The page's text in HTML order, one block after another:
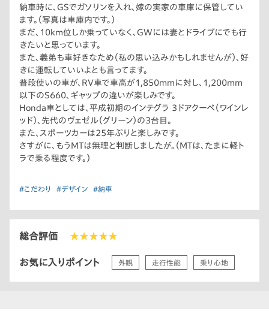
納車時に、GSでガソリンを入れ、嫁の実家の車庫に保管してい
ます。（写真は車庫内です。）
まだ、10km位しか乗っていなく、GWには妻とドライブにでも行
きたいと思っています。
また、義弟も車好きなため（私の思い込みかもしれませんが）、好
きに運転していいよとも言ってます。
普段使いの車が、RV車で車高が1,850mmに対し、1,200mm
以下のS660、ギャップの違いが楽しみです。
Honda車としては、平成初期のインテグラ 3ドアクーペ（ワインレ
ッド）、先代のヴェゼル（グリーン）の3台目。
また、スポーツカーは25年ぶりと楽しみです。
さすがに、もうMTは無理と判断しましたが。（MTは、たまに軽ト
ラで乗る程度です。）
#こだわり #デザイン #納車
総合評価 ★★★★★
お気に入りポイント 外観 走行性能 乗り心地